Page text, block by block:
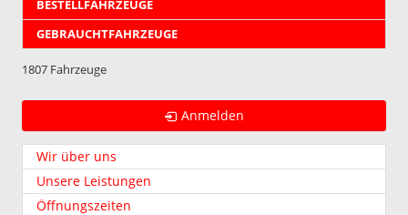
BESTELLFAHRZEUGE
GEBRAUCHTFAHRZEUGE
1807 Fahrzeuge
Anmelden
Wir über uns
Unsere Leistungen
Öffnungszeiten